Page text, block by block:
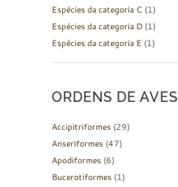
Espécies da categoria C (1)
Espécies da categoria D (1)
Espécies da categoria E (1)
ORDENS DE AVES
Accipitriformes (29)
Anseriformes (47)
Apodiformes (6)
Bucerotiformes (1)